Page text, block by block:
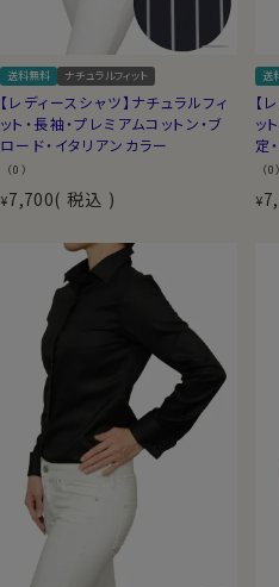
送料無料 ナチュラルフィット
【レディースシャツ】ナチュラルフィ
ット・長袖・プレミアムコットン・ブ
ロード・イタリアンカラー
（0）
¥7,700 税込
送
【
ッ
定
（0）
¥